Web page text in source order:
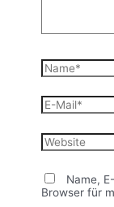
Name*
E-
Mail*
Website
Name,
Browser für